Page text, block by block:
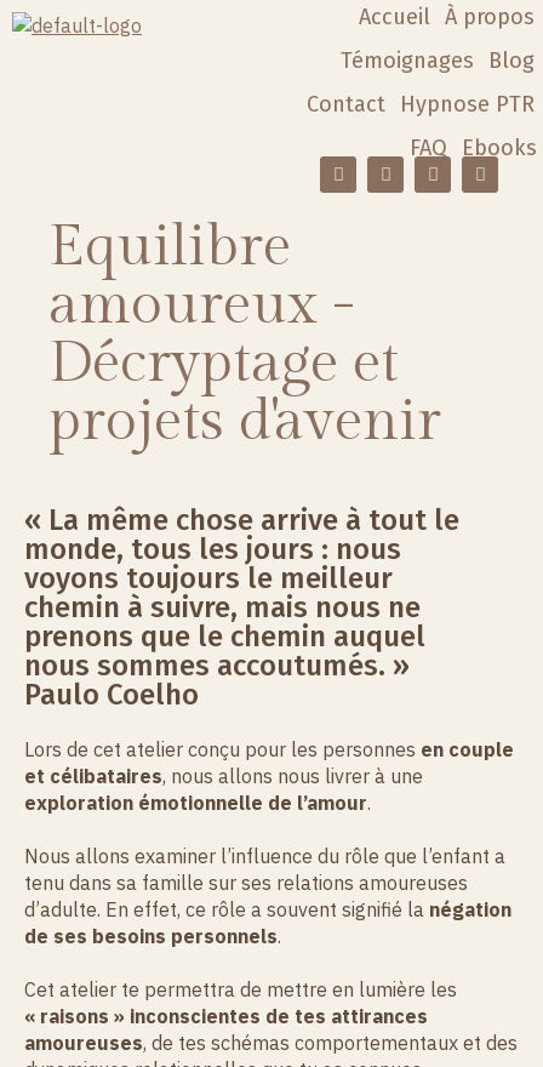
Accueil À propos
Témoignages
Blog
Contact
Hypnose PTR
FAQ
Ebooks
Equilibre
amoureux -
Décryptage et
projets d'avenir
« La même chose arrive à tout le
monde, tous les jours : nous
voyons toujours le meilleur
chemin à suivre, mais nous ne
prenons que le chemin auquel
nous sommes accoutumés. »
Paulo Coelho
Lors de cet atelier conçu pour les personnes en couple
et célibataires, nous allons nous livrer à une
exploration émotionnelle de l’amour.
Nous allons examiner l’influence du rôle que l’enfant a
tenu dans sa famille sur ses relations amoureuses
d’adulte. En effet, ce rôle a souvent signifié la négation
de ses besoins personnels.
Cet atelier te permettra de mettre en lumière les
« raisons » inconscientes de tes attirances
amoureuses, de tes schémas comportementaux et des